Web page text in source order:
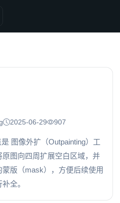
2025-06-29 907
图像外扩（Outpainting）工
图向四周扩展空白区域，并
版（mask），方便后续使用
全。